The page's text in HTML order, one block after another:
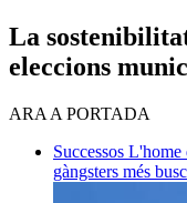
​La
eleccions
ARA A PORTADA
Successos L'home
gàngsters més